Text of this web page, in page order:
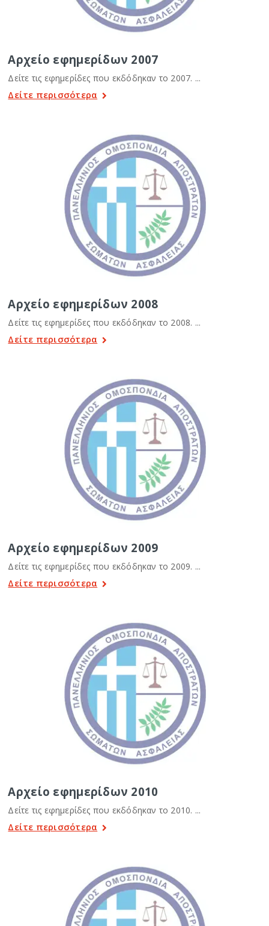
Αρχείο εφημερίδων 2007
Δείτε τις εφημερίδες που εκδόδηκαν το 2007. ...
Δείτε περισσότερα
Αρχείο εφημερίδων 2008
Δείτε τις εφημερίδες που εκδόδηκαν το 2008. ...
Δείτε περισσότερα
Αρχείο εφημερίδων 2009
Δείτε τις εφημερίδες που εκδόδηκαν το 2009. ...
Δείτε περισσότερα
Αρχείο εφημερίδων 2010
Δείτε τις εφημερίδες που εκδόδηκαν το 2010. ...
Δείτε περισσότερα